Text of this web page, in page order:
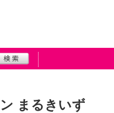
まるきいず